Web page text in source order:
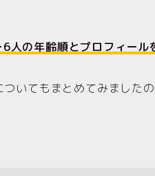
の年齢順とプロフィール
ついてもまとめてみました